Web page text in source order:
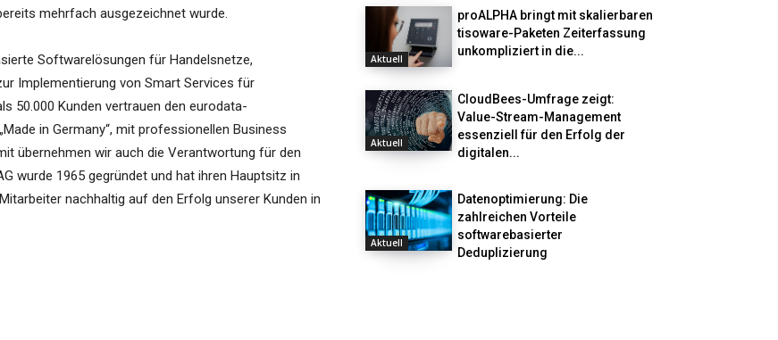
mehrfach ausgezeichnet wurde.
Softwarelösungen für Handelsnetze,
Implementierung von Smart Services für
50.000 Kunden vertrauen den eurodata-
in Germany“, mit professionellen Business
übernehmen wir auch die Verantwortung für den
wurde 1965 gegründet und hat ihren Hauptsitz in
nachhaltig auf den Erfolg unserer Kunden in
Aktuell
proALPHA bringt mit skalierbaren
tisoware-Paketen Zeiterfassung
unkompliziert in die...
Aktuell
CloudBees-Umfrage zeigt:
Value-Stream-Management
essenziell für den Erfolg der
digitalen...
Aktuell
Datenoptimierung: Die
zahlreichen Vorteile
softwarebasierter
Deduplizierung